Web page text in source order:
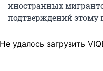
иностранных
подтверждений этому
Не удалось загрузить